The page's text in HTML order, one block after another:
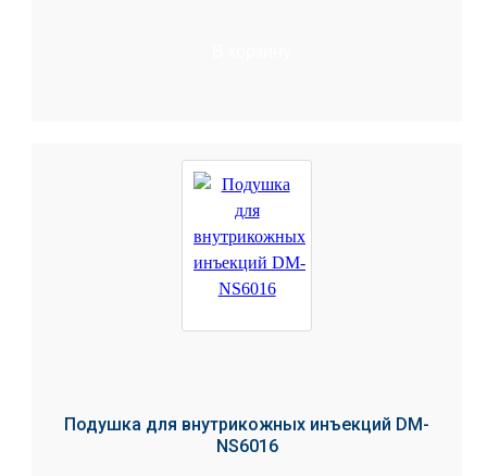
Подушка для внутрикожных инъекций DM-
NS6016